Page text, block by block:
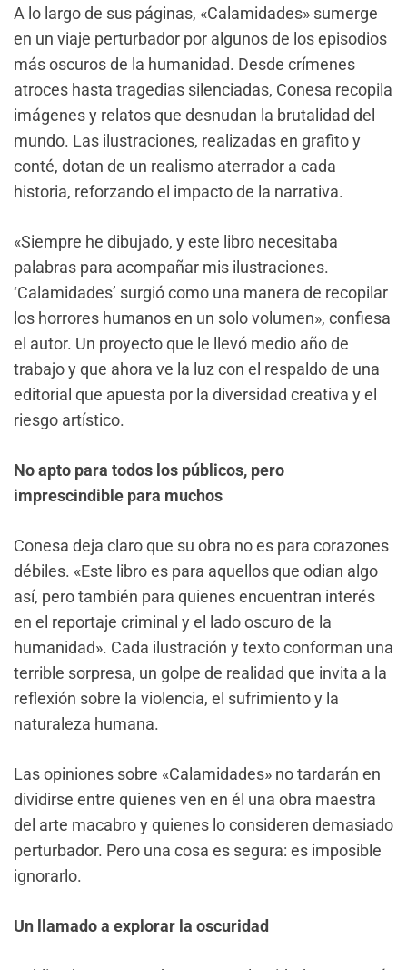
A lo largo de sus páginas, «Calamidades» sumerge
en un viaje perturbador por algunos de los episodios
más oscuros de la humanidad. Desde crímenes
atroces hasta tragedias silenciadas, Conesa recopila
imágenes y relatos que desnudan la brutalidad del
mundo. Las ilustraciones, realizadas en grafito y
conté, dotan de un realismo aterrador a cada
historia, reforzando el impacto de la narrativa.
«Siempre he dibujado, y este libro necesitaba
palabras para acompañar mis ilustraciones.
‘Calamidades’ surgió como una manera de recopilar
los horrores humanos en un solo volumen», confiesa
el autor. Un proyecto que le llevó medio año de
trabajo y que ahora ve la luz con el respaldo de una
editorial que apuesta por la diversidad creativa y el
riesgo artístico.
No apto para todos los públicos, pero
imprescindible para muchos
Conesa deja claro que su obra no es para corazones
débiles. «Este libro es para aquellos que odian algo
así, pero también para quienes encuentran interés
en el reportaje criminal y el lado oscuro de la
humanidad». Cada ilustración y texto conforman una
terrible sorpresa, un golpe de realidad que invita a la
reflexión sobre la violencia, el sufrimiento y la
naturaleza humana.
Las opiniones sobre «Calamidades» no tardarán en
dividirse entre quienes ven en él una obra maestra
del arte macabro y quienes lo consideren demasiado
perturbador. Pero una cosa es segura: es imposible
ignorarlo.
Un llamado a explorar la oscuridad